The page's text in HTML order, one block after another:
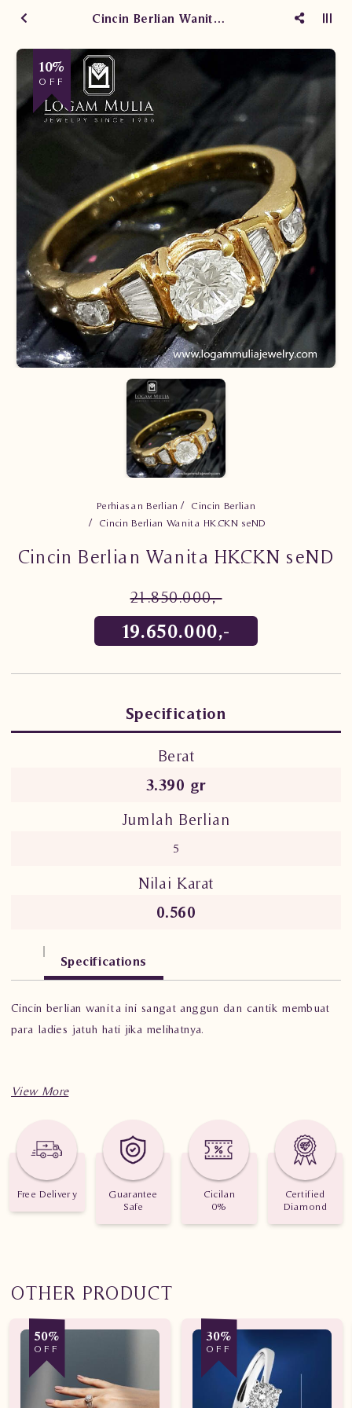
Cincin Berlian Wanita HK.CKN seND
10%
OFF
Perhiasan Berlian
Cincin Berlian
Cincin Berlian Wanita HK.CKN seND
Cincin Berlian Wanita HK.CKN seND
21.850.000,-
19.650.000,-
Specification
Berat
3.390 gr
Jumlah Berlian
5
Nilai Karat
0.560
Specifications
Cincin berlian wanita ini sangat anggun dan cantik membuat
para ladies jatuh hati jika melihatnya.
Spesifikasi penting untuk perhiasan Cincin Berlian Wanita
Berat: 3.390 gram
Jumlah berlian: 5 buah
Nilai karat: 0.560 karat
Free Delivery
Guarantee
Safe
Cicilan
0%
Certified
Diamond
OTHER PRODUCT
50%
OFF
30%
OFF